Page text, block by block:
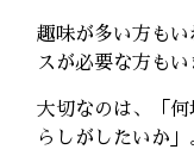
趣味が多い方も
スが必要な方もい
大切なのは、「
らしがしたいか」